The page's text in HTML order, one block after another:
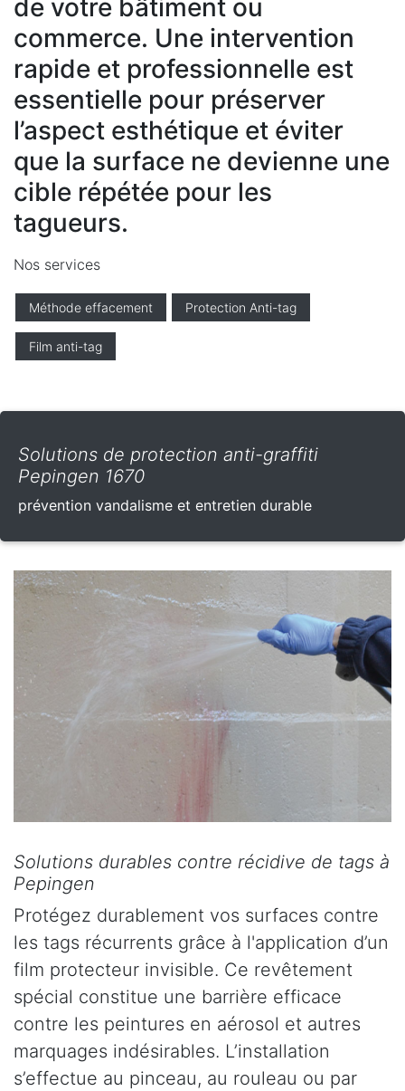
de votre bâtiment ou
commerce. Une intervention
rapide et professionnelle est
essentielle pour préserver
l’aspect esthétique et éviter
que la surface ne devienne une
cible répétée pour les
tagueurs.
Nos services
Méthode effacement Protection Anti-tag
Film anti-tag
Solutions de protection anti-graffiti
Pepingen 1670
prévention vandalisme et entretien durable
Solutions durables contre récidive de tags à
Pepingen
Protégez durablement vos surfaces contre
les tags récurrents grâce à l'application d’un
film protecteur invisible. Ce revêtement
spécial constitue une barrière efficace
contre les peintures en aérosol et autres
marquages indésirables. L’installation
s’effectue au pinceau, au rouleau ou par